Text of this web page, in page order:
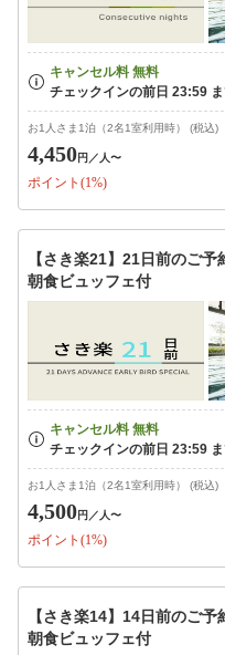
お1人さま1泊（2名1室利用時） (税込)
4,450円 ／人〜
ポイント(1%)
【さき楽21】21日前のご
朝食ビュッフェ付
お1人さま1泊（2名1室利用時） (税込)
4,500円 ／人〜
ポイント(1%)
【さき楽14】14日前のご
朝食ビュッフェ付